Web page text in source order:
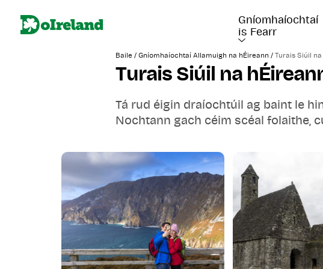
Gníomhaíochtaí
is Fearr
Baile / Gníomhaíochtaí Allamuigh na hÉireann / Turais Siúil
Turais Siúil na
Tá rud éigin draíochtúil ag baint le
Nochtann gach céim scéal folaithe,
cultúr agus a áilleacht.
Siúil trí shráideanna cobbled Bhaile
taobh thiar dá sainchomharthaí tíre.
agus láithreacha ársa Oirthear Ársa
shíochánta Chroílárnacha Hidden
rúin. Ar Shlí an Atlantaigh Fhiáin,
finscéalta áitiúla, agus na
orthu go deo.